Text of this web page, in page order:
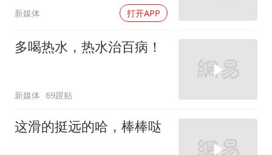
新媒体 打开APP
多喝热水，热水治百病！
新媒体 69跟贴
这滑的挺远的哈，棒棒哒